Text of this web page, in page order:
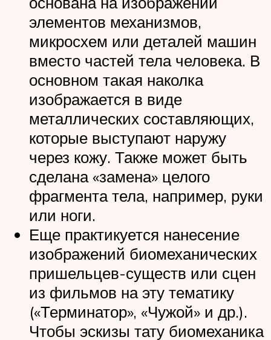
элементов механизмов,
микросхем или деталей машин
вместо частей тела человека. В
основном такая наколка
изображается в виде
металлических составляющих,
которые выступают наружу
через кожу. Также может быть
сделана «замена» целого
фрагмента тела, например, руки
или ноги.
Еще практикуется нанесение
изображений биомеханических
пришельцев-существ или сцен
из фильмов на эту тематику
(«Терминатор», «Чужой» и др.).
Чтобы эскизы тату биомеханика